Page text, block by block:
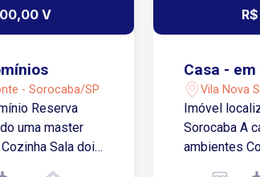
V
- Sorocaba/SP
Reserva
Casa -
Vila Nova
Imóvel
Sorocaba A
ambientes